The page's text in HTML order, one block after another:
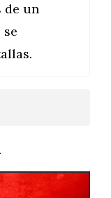
de un